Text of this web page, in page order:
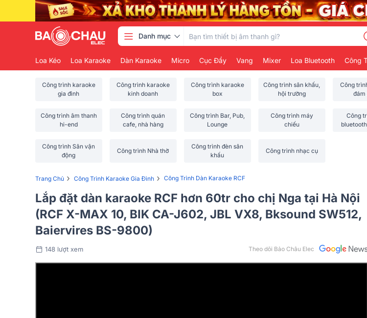
Danh mục
Loa Kéo Loa Karaoke Dàn Karaoke Micro Cục Đẩy Vang Mixer Loa Bluetooth Công
Công trình karaoke
gia đình
Công trình karaoke
kinh doanh
Công trình karaoke
box
Công trình sân khấu,
hội trường
Công
đám
Công trình âm thanh
hi-end
Công trình quán
cafe, nhà hàng
Công trình Bar, Pub,
Lounge
Công trình máy
chiếu
Công
Công trình Sân vận
động
Công trình Nhà thờ
Công trình đèn sân
khấu
Công trình nhạc cụ
Trang Chủ › Công Trình Karaoke Gia Đình › Công Trình Dàn Karaoke RCF
Lắp đặt dàn karaoke RCF hơn 60tr cho chị Nga tại Hà Nội
(RCF X-MAX 10, BIK CA-J602, JBL VX8, Bksound SW512,
Baiervires BS-9800)
148 lượt xem Theo dõi Bảo Châu Elec